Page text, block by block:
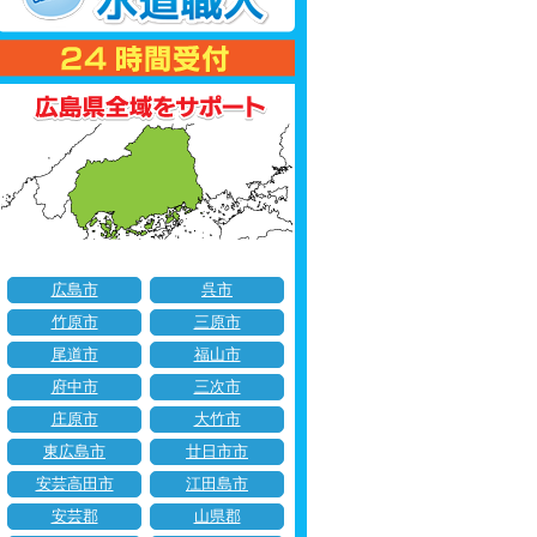
広島市
呉市
竹原市
三原市
尾道市
福山市
府中市
三次市
庄原市
大竹市
東広島市
廿日市市
安芸高田市
江田島市
安芸郡
山県郡